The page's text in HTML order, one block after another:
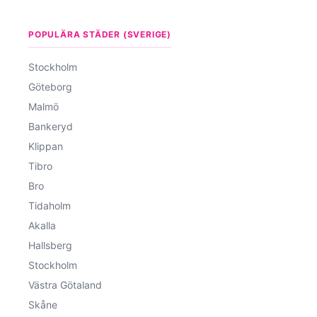
POPULÄRA STÄDER (SVERIGE)
Stockholm
Göteborg
Malmö
Bankeryd
Klippan
Tibro
Bro
Tidaholm
Akalla
Hallsberg
Stockholm
Västra Götaland
Skåne